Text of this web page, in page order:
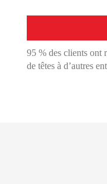
95 % des clients ont
de têtes à d’autres